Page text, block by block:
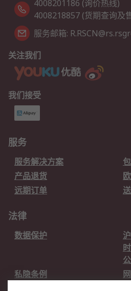
4008201186 (询价热线)
4008218857 (货期查询及
服务邮箱:
关注我们
我们接受
服务
服务解决方案
产品退货
远期订单
法律
数据保护
私隐条例